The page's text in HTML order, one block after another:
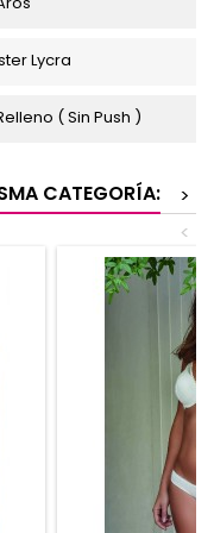
Lycra
( Sin Push )
CATEGORÍA:
>
<